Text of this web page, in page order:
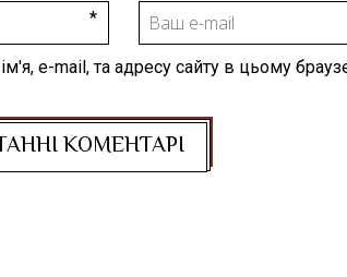
e-mail, та адресу сайту в цьому